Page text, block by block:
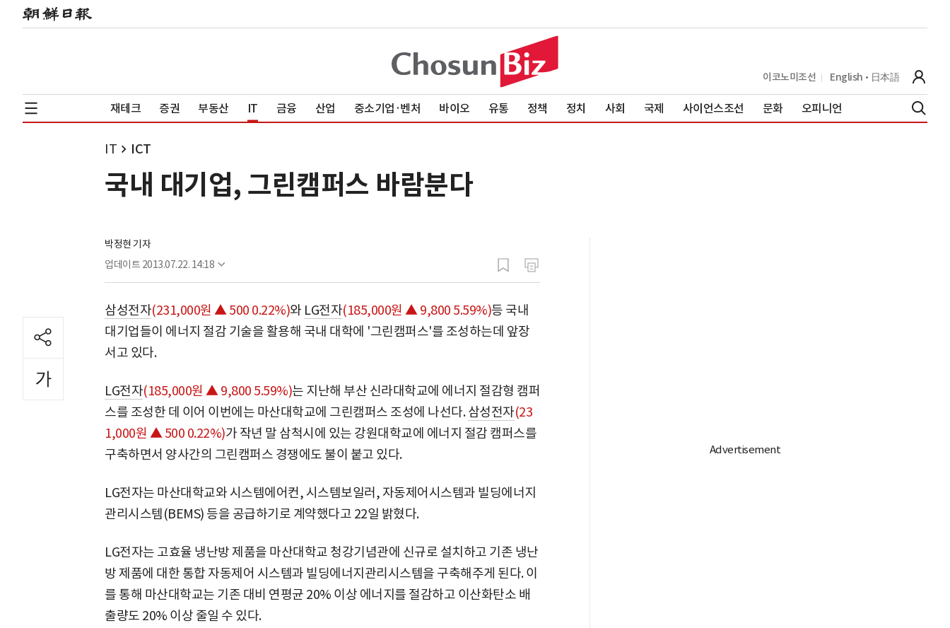
이코노미조선 English 日本語
재테크 증권 부동산 IT 금융 산업 중소기업·벤처 바이오 유통 정책 정치 사회 국제 사이언스조선 문화 오피니언
IT ICT
국내 대기업, 그린캠퍼스 바람분다
박정현 기자
업데이트 2013.07.22. 14:18
삼성전자(231,000원 ▲ 500 0.22%)와 LG전자(185,000원 ▲ 9,800 5.59%)등 국내
대기업들이 에너지 절감 기술을 활용해 국내 대학에 '그린캠퍼스'를 조성하는데 앞장
서고 있다.
LG전자(185,000원 ▲ 9,800 5.59%)는 지난해 부산 신라대학교에 에너지 절감형 캠퍼
스를 조성한 데 이어 이번에는 마산대학교에 그린캠퍼스 조성에 나선다.삼성전자(23
1,000원 ▲ 500 0.22%)가 작년 말 삼척시에 있는 강원대학교에 에너지 절감 캠퍼스를
구축하면서 양사간의 그린캠퍼스 경쟁에도 불이 붙고 있다.
LG전자는 마산대학교와 시스템에어컨, 시스템보일러, 자동제어시스템과 빌딩에너지
관리시스템(BEMS) 등을 공급하기로 계약했다고 22일 밝혔다.
LG전자는 고효율 냉난방 제품을 마산대학교 청강기념관에 신규로 설치하고 기존 냉난
방 제품에 대한 통합 자동제어 시스템과 빌딩에너지관리시스템을 구축해주게 된다. 이
를 통해 마산대학교는 기존 대비 연평균 20% 이상 에너지를 절감하고 이산화탄소 배
출량도 20% 이상 줄일 수 있다.